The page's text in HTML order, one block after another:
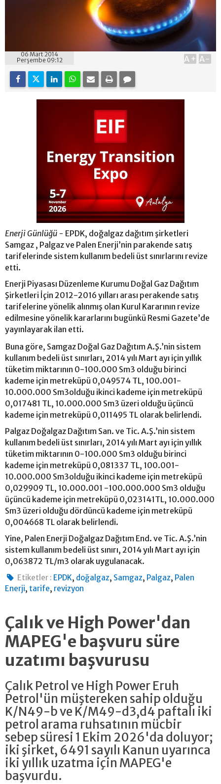
06 Mart 2014
Perşembe 09:12
A+ A-
Enerji Günlüğü - EPDK, doğalgaz dağıtım şirketleri
Samgaz , Palgaz ve Palen Enerji’nin parakende satış
tarifelerinde sistem kullanım bedeli üst sınırlarını revize
etti.
Enerji Piyasası Düzenleme Kurumu Doğal Gaz Dağıtım
Şirketleri İçin 2012-2016 yılları arası perakende satış
tarifelerine yönelik alınmış olan Kurul Kararının revize
edilmesine yönelik kararlarını bugünkü Resmi Gazete’de
yayınlayarak ilan etti.
Buna göre, Samgaz Doğal Gaz Dağıtım A.Ş.’nin sistem
kullanım bedeli üst sınırları, 2014 yılı Mart ayı için yıllık
tüketim miktarının 0-100.000 Sm3 olduğu birinci
kademe için metreküpü 0,049574 TL, 100.001-
10.000.000 Sm3olduğu ikinci kademe için metreküpü
0,017481 TL, 10.000.000 Sm3 üzeri olduğu üçüncü
kademe için metreküpü 0,011495 TL olarak belirlendi.
Palgaz Doğalgaz Dağıtım San. ve Tic. A.Ş.’nin sistem
kullanım bedeli üst sınırları, 2014 yılı Mart ayı için yıllık
tüketim miktarının 0-100.000 Sm3 olduğu birinci
kademe için metreküpü 0,081337 TL, 100.001-
10.000.000 Sm3olduğu ikinci kademe için metreküpü
0,029909 TL, 10.000.001 -100.000.000 Sm3 olduğu
üçüncü kademe için metreküpü 0,023141TL, 10.000.000
Sm3 üzeri olduğu dördüncü kademe için metreküpü
0,004668 TL olarak belirlendi.
Yine, Palen Enerji Doğalgaz Dağıtım End. ve Tic. A.Ş.’nin
sistem kullanım bedeli üst sınırı, 2014 yılı Mart ayı için
0,063872 TL/m3 olarak uygulanacak.
Etiketler : EPDK, doğalgaz, Samgaz, Palgaz, Palen
Enerji, tarife, revizyon
Çalık ve High Power'dan
MAPEG'e başvuru süre
uzatımı başvurusu
Çalık Petrol ve High Power Eruh
Petrol'ün müştereken sahip olduğu
K/N49-b ve K/M49-d3,d4 paftalı iki
petrol arama ruhsatının mücbir
sebep süresi 1 Ekim 2026'da doluyor;
iki şirket, 6491 sayılı Kanun uyarınca
iki yıllık uzatma için MAPEG'e
başvurdu.